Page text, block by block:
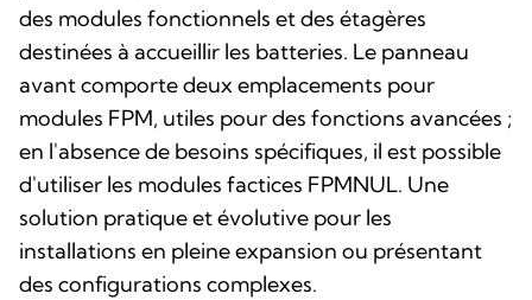
des modules fonctionnels et des étagères
destinées à accueillir les batteries. Le panneau
avant comporte deux emplacements pour
modules FPM, utiles pour des fonctions avancées ;
en l'absence de besoins spécifiques, il est possible
d'utiliser les modules factices FPMNUL. Une
solution pratique et évolutive pour les
installations en pleine expansion ou présentant
des configurations complexes.